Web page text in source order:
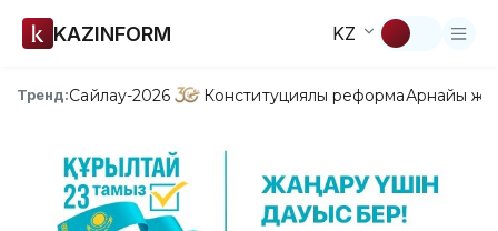
KAZINFORM KZ
Тренд:Сайлау-2026 Конституциялық реформаАрнайы